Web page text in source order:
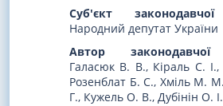
Суб'єкт законодавчої
Народний депутат України
Автор законодавчої
Галасюк В. В., Кіраль С.
Розенблат Б. С., Хміль М.
Г., Кужель О. В., Дубінін О. І.